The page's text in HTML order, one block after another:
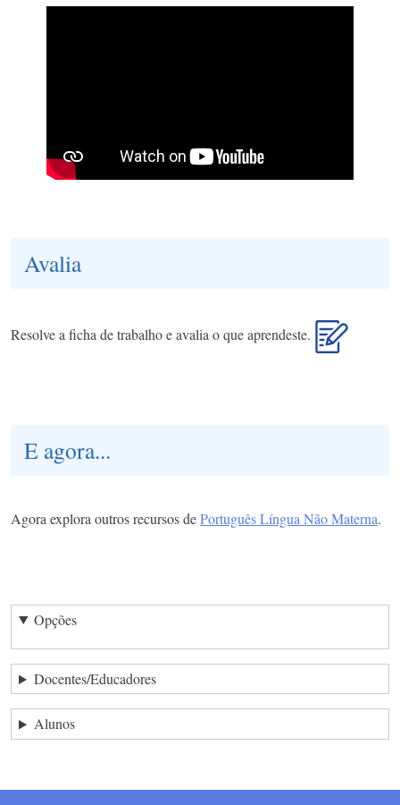
Avalia
Resolve a ficha de trabalho e avalia o que aprendeste.
E agora...
Agora explora outros recursos dePortuguês Língua Não Materna.
Opções
Docentes/Educadores
Alunos